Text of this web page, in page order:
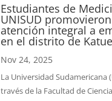
Estudiantes de
UNISUD
atención integral a
en el distrito de
Nov 24, 2025
La Universidad Sudamericana
través de la Facultad de